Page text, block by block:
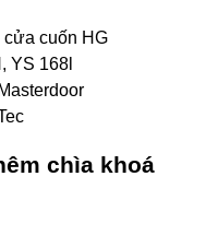
cửa cuốn HG
YS 168l
chìa khoá